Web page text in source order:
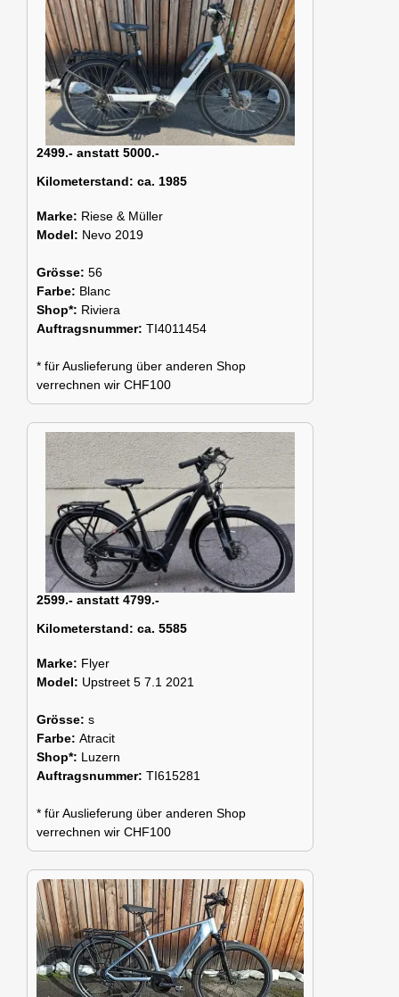
2499.- anstatt 5000.-
Kilometerstand: ca. 1985
Marke: Riese & Müller
Model: Nevo 2019
Grösse: 56
Farbe: Blanc
Shop*: Riviera
Auftragsnummer: TI4011454
* für Auslieferung über anderen Shop
verrechnen wir CHF100
2599.- anstatt 4799.-
Kilometerstand: ca. 5585
Marke: Flyer
Model: Upstreet 5 7.1 2021
Grösse: s
Farbe: Atracit
Shop*: Luzern
Auftragsnummer: TI615281
* für Auslieferung über anderen Shop
verrechnen wir CHF100